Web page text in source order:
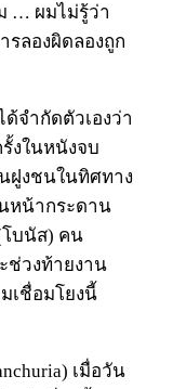
… ผมไม่รู้ว่า
ลองผิดลองถูก
ด้จำกัดตัวเองว่า
งในหนังจบ
ฝูงชนในทิศทาง
หน้ากระดาน
โบนัส) คน
ช่วงท้ายงาน
เชื่อมโยงนี้
เมื่อวัน